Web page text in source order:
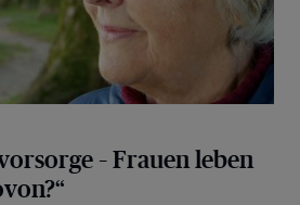
– Frauen leben